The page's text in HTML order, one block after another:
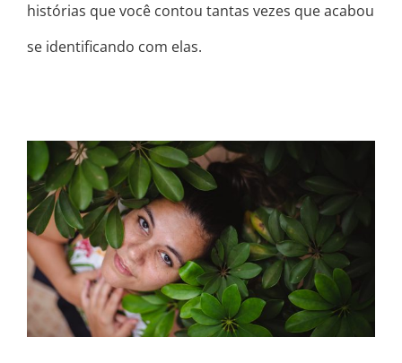
histórias que você contou tantas vezes que acabou
se identificando com elas.
SABE ONDE TÁ SEU PROPÓSITO?